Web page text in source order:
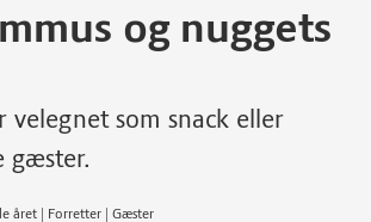
og nuggets
velegnet som snack eller
gæster.
året | Forretter | Gæster